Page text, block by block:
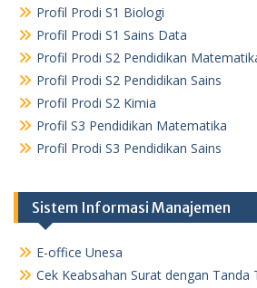
Profil Prodi S1 Biologi
Profil Prodi S1 Sains Data
Profil Prodi S2 Pendidikan
Profil Prodi S2 Pendidikan Sains
Profil Prodi S2 Kimia
Profil S3 Pendidikan Matematika
Profil Prodi S3 Pendidikan Sains
Sistem Informasi Manajemen
E-office Unesa
Cek Keabsahan Surat dengan Tanda